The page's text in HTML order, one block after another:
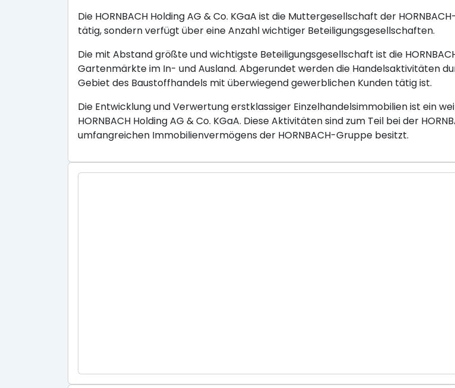
Die HORNBACH Holding AG & Co. KGaA ist die Muttergesellschaft der
tätig, sondern verfügt über eine Anzahl wichtiger Beteiligungsgesellschaften.
Die mit Abstand größte und wichtigste Beteiligungsgesellschaft ist die
Gartenmärkte im In- und Ausland. Abgerundet werden die Handelsaktivitäten
Gebiet des Baustoffhandels mit überwiegend gewerblichen Kunden tätig ist.
Die Entwicklung und Verwertung erstklassiger Einzelhandelsimmobilien ist ein
HORNBACH Holding AG & Co. KGaA. Diese Aktivitäten sind zum Teil bei der
umfangreichen Immobilienvermögens der HORNBACH-Gruppe besitzt.